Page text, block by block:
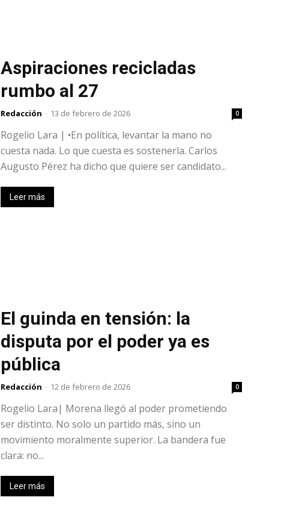
Aspiraciones recicladas
rumbo al 27
Redacción - 13 de febrero de 2026 0
Rogelio Lara | •En política, levantar la mano no
cuesta nada. Lo que cuesta es sostenerla. Carlos
Augusto Pérez ha dicho que quiere ser candidato...
Leer más
El guinda en tensión: la
disputa por el poder ya es
pública
Redacción - 12 de febrero de 2026 0
Rogelio Lara| Morena llegó al poder prometiendo
ser distinto. No solo un partido más, sino un
movimiento moralmente superior. La bandera fue
clara: no...
Leer más